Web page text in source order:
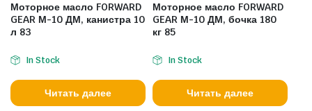
Моторное масло FORWARD
GEAR М-10 ДМ, канистра 10
л 83
In Stock
Читать далее
Моторное масло FORWARD
GEAR М-10 ДМ, бочка 180
кг 85
In Stock
Читать далее